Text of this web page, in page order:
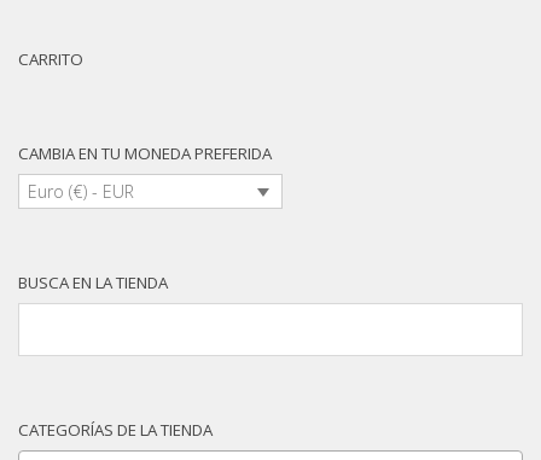
CARRITO
CAMBIA EN TU MONEDA PREFERIDA
Euro (€) - EUR
BUSCA EN LA TIENDA
CATEGORÍAS DE LA TIENDA